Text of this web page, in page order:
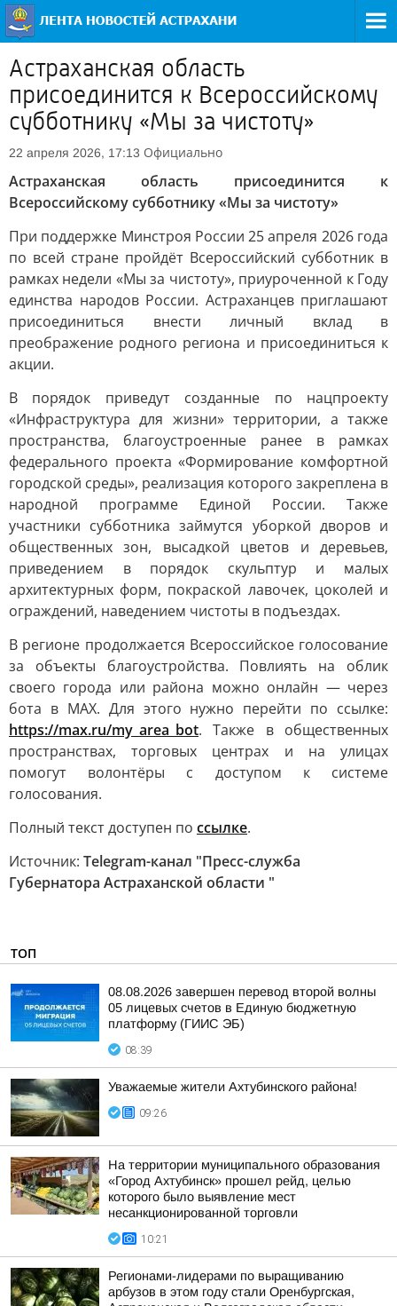
Астраханская область
присоединится к Всероссийскому
субботнику «Мы за чистоту»
22 апреля 2026, 17:13 Официально
Астраханская область присоединится к
Всероссийскому субботнику «Мы за чистоту»
При поддержке Минстроя России 25 апреля 2026 года
по всей стране пройдёт Всероссийский субботник в
рамках недели «Мы за чистоту», приуроченной к Году
единства народов России. Астраханцев приглашают
присоединиться внести личный вклад в
преображение родного региона и присоединиться к
акции.
В порядок приведут созданные по нацпроекту
«Инфраструктура для жизни» территории, а также
пространства, благоустроенные ранее в рамках
федерального проекта «Формирование комфортной
городской среды», реализация которого закреплена в
народной программе Единой России. Также
участники субботника займутся уборкой дворов и
общественных зон, высадкой цветов и деревьев,
приведением в порядок скульптур и малых
архитектурных форм, покраской лавочек, цоколей и
ограждений, наведением чистоты в подъездах.
В регионе продолжается Всероссийское голосование
за объекты благоустройства. Повлиять на облик
своего города или района можно онлайн — через
бота в MAX. Для этого нужно перейти по ссылке:
https://max.ru/my_area_bot. Также в общественных
пространствах, торговых центрах и на улицах
помогут волонтёры с доступом к системе
голосования.
Полный текст доступен по ссылке.
Источник: Telegram-канал "Пресс-служба
Губернатора Астраханской области "
ТОП
08.08.2026 завершен перевод второй волны
05 лицевых счетов в Единую бюджетную
платформу (ГИИС ЭБ)
08:39
Уважаемые жители Ахтубинского района!
09:26
На территории муниципального образования
«Город Ахтубинск» прошел рейд, целью
которого было выявление мест
несанкционированной торговли
10:21
Регионами-лидерами по выращиванию
арбузов в этом году стали Оренбургская,